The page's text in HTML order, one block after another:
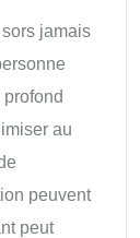
jamais
au
peuvent
peut